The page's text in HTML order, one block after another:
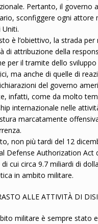
Pertanto, il governo
sconfiggere ogni attore
Uniti.
è l’obiettivo, la strada
di attribuzione della
per il tramite dello
ma anche di quelle di
del governo
infatti, come da molto
internazionale nelle
marcatamente
non più tardi del 12
Defense Authorization Act
di cui circa 9.7 miliardi di
in ambito militare.
ALLE ATTIVITÀ DI
militare è sempre stato